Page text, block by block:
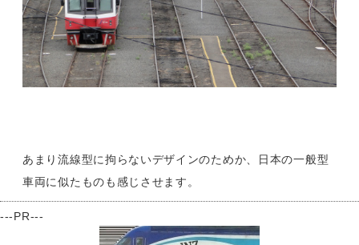
あまり流線型に拘らないデザインのためか、日本の一般型
車両に似たものも感じさせます。
---PR---